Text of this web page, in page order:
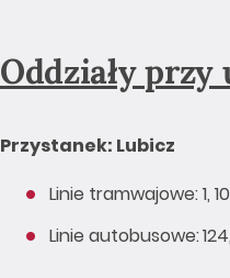
Oddziały
Przystanek: Lubicz
Linie tramwajowe: 1,
Linie autobusowe: